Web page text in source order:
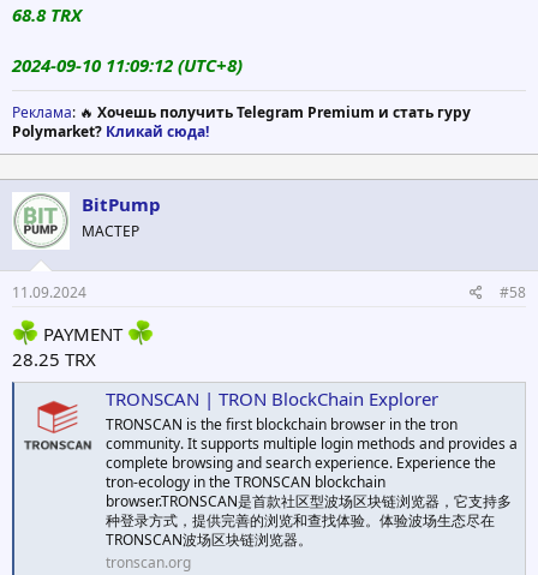
68.8 TRX
2024-09-10 11:09:12 (UTC+8)
Реклама: 🔥 Хочешь получить Telegram Premium и стать гуру
Polymarket? Кликай сюда!
BitPump
МАСТЕР
11.09.2024 #58
PAYMENT
28.25 TRX
TRONSCAN | TRON BlockChain Explorer
TRONSCAN is the first blockchain browser in the tron
community. It supports multiple login methods and provides a
complete browsing and search experience. Experience the
tron-ecology in the TRONSCAN blockchain
browser.TRONSCAN是首款社区型波场区块链浏览器，它支持多
种登录方式，提供完善的浏览和查找体验。体验波场生态尽在
TRONSCAN波场区块链浏览器。
tronscan.org